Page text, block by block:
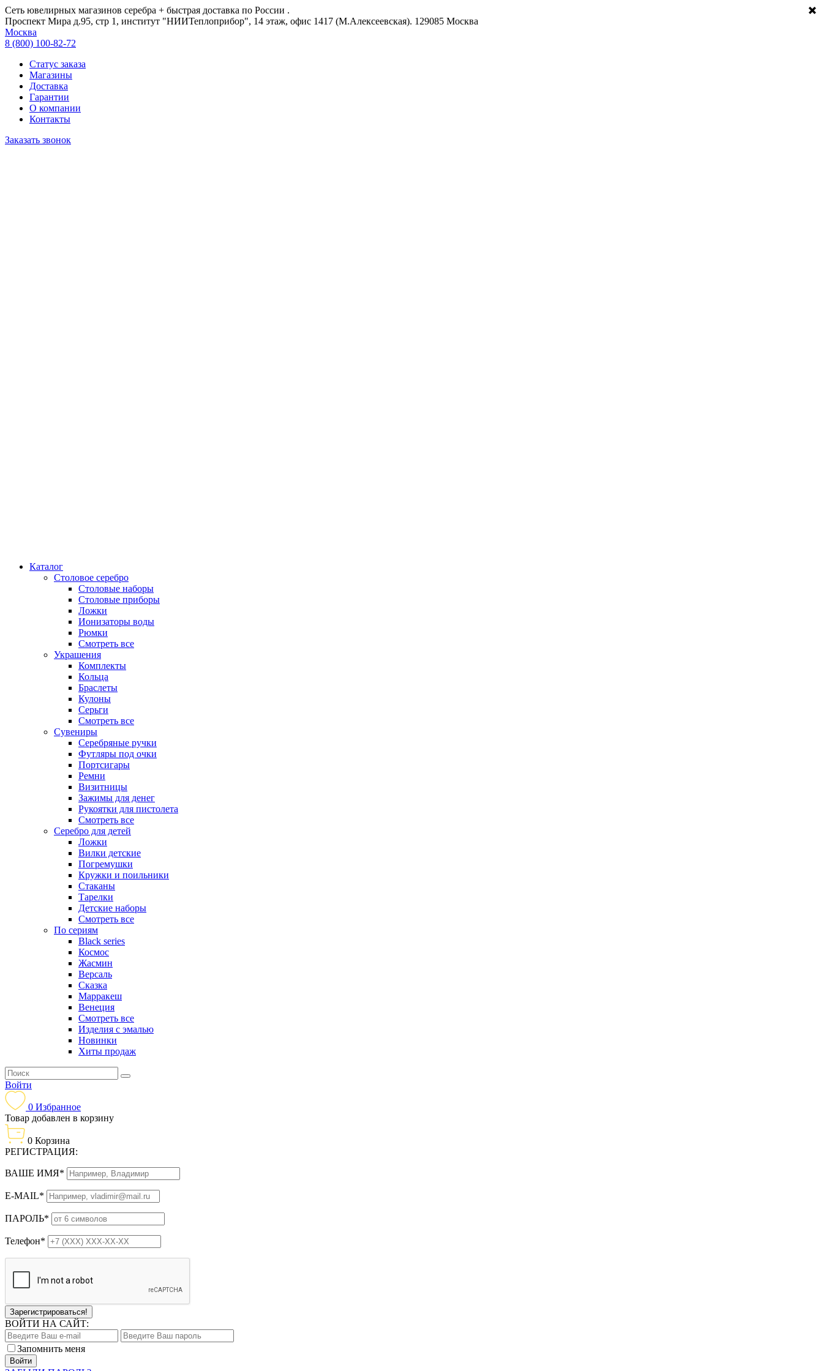
Сеть ювелирных магазинов серебра + быстрая доставка по России .
Проспект Мира д.95, стр 1, институт "НИИТеплоприбор", 14 этаж, офис 1417 (М.Алексеевская). 129085 Москва
Москва
8 (800) 100-82-72
Статус заказа
Магазины
Доставка
Гарантии
О компании
Контакты
Заказать звонок
Каталог
Столовое серебро
Столовые наборы
Столовые приборы
Ложки
Ионизаторы воды
Рюмки
Смотреть все
Украшения
Комплекты
Кольца
Браслеты
Кулоны
Серьги
Смотреть все
Сувениры
Серебряные ручки
Футляры под очки
Портсигары
Ремни
Визитницы
Зажимы для денег
Рукоятки для пистолета
Смотреть все
Серебро для детей
Ложки
Вилки детские
Погремушки
Кружки и поильники
Стаканы
Тарелки
Детские наборы
Смотреть все
По сериям
Black series
Космос
Жасмин
Версаль
Сказка
Марракеш
Венеция
Смотреть все
Изделия с эмалью
Новинки
Хиты продаж
Войти
0 Избранное
Товар добавлен в корзину
0 Корзина
РЕГИСТРАЦИЯ:
ВАШЕ ИМЯ*
E-MAIL*
ПАРОЛЬ*
Телефон*
Зарегистрироваться!
ВОЙТИ НА САЙТ:
Запомнить меня